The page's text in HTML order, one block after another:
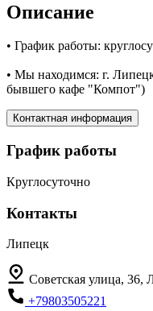
Описание
• График работы:
• Мы находимся: г.
бывшего кафе "Компот")
Контактная информация
График работы
Круглосуточно
Контакты
Липецк
Советская улица, 36,
+79803505221